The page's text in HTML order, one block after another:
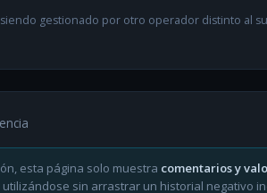
gestionado por otro operador distinto al
esta página solo muestra comentarios y
sin arrastrar un historial negativo